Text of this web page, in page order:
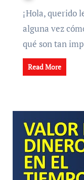
¡Hola, querido lector! ¿Te has preguntado
alguna vez
qué son tan
Read More